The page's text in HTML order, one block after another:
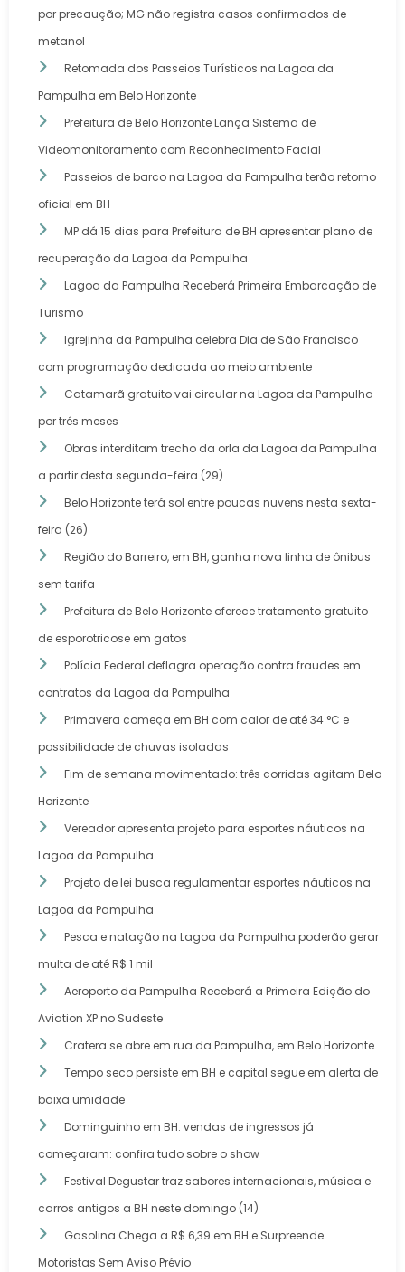
por precaução; MG não registra casos confirmados de
metanol
Retomada dos Passeios Turísticos na Lagoa da
Pampulha em Belo Horizonte
Prefeitura de Belo Horizonte Lança Sistema de
Videomonitoramento com Reconhecimento Facial
Passeios de barco na Lagoa da Pampulha terão retorno
oficial em BH
MP dá 15 dias para Prefeitura de BH apresentar plano de
recuperação da Lagoa da Pampulha
Lagoa da Pampulha Receberá Primeira Embarcação de
Turismo
Igrejinha da Pampulha celebra Dia de São Francisco
com programação dedicada ao meio ambiente
Catamarã gratuito vai circular na Lagoa da Pampulha
por três meses
Obras interditam trecho da orla da Lagoa da Pampulha
a partir desta segunda-feira (29)
Belo Horizonte terá sol entre poucas nuvens nesta sexta-
feira (26)
Região do Barreiro, em BH, ganha nova linha de ônibus
sem tarifa
Prefeitura de Belo Horizonte oferece tratamento gratuito
de esporotricose em gatos
Polícia Federal deflagra operação contra fraudes em
contratos da Lagoa da Pampulha
Primavera começa em BH com calor de até 34 °C e
possibilidade de chuvas isoladas
Fim de semana movimentado: três corridas agitam Belo
Horizonte
Vereador apresenta projeto para esportes náuticos na
Lagoa da Pampulha
Projeto de lei busca regulamentar esportes náuticos na
Lagoa da Pampulha
Pesca e natação na Lagoa da Pampulha poderão gerar
multa de até R$ 1 mil
Aeroporto da Pampulha Receberá a Primeira Edição do
Aviation XP no Sudeste
Cratera se abre em rua da Pampulha, em Belo Horizonte
Tempo seco persiste em BH e capital segue em alerta de
baixa umidade
Dominguinho em BH: vendas de ingressos já
começaram: confira tudo sobre o show
Festival Degustar traz sabores internacionais, música e
carros antigos a BH neste domingo (14)
Gasolina Chega a R$ 6,39 em BH e Surpreende
Motoristas Sem Aviso Prévio